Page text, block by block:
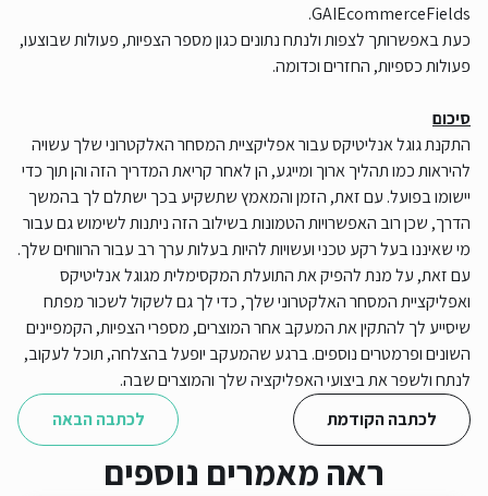
GAIEcommerceFields.
כעת באפשרותך לצפות ולנתח נתונים כגון מספר הצפיות, פעולות שבוצעו,
פעולות כספיות, החזרים וכדומה.
סיכום
התקנת גוגל אנליטיקס עבור אפליקציית המסחר האלקטרוני שלך עשויה
להיראות כמו תהליך ארוך ומייגע, הן לאחר קריאת המדריך הזה והן תוך כדי
יישומו בפועל. עם זאת, הזמן והמאמץ שתשקיע בכך ישתלם לך בהמשך
הדרך, שכן רוב האפשרויות הטמונות בשילוב הזה ניתנות לשימוש גם עבור
מי שאיננו בעל רקע טכני ועשויות להיות בעלות ערך רב עבור הרווחים שלך.
עם זאת, על מנת להפיק את התועלת המקסימלית מגוגל אנליטיקס
ואפליקציית המסחר האלקטרוני שלך, כדי לך גם לשקול לשכור מפתח
שיסייע לך להתקין את המעקב אחר המוצרים, מספרי הצפיות, הקמפיינים
השונים ופרמטרים נוספים. ברגע שהמעקב יופעל בהצלחה, תוכל לעקוב,
לנתח ולשפר את ביצועי האפליקציה שלך והמוצרים שבה.
לכתבה הבאה
לכתבה הקודמת
ראה מאמרים נוספים